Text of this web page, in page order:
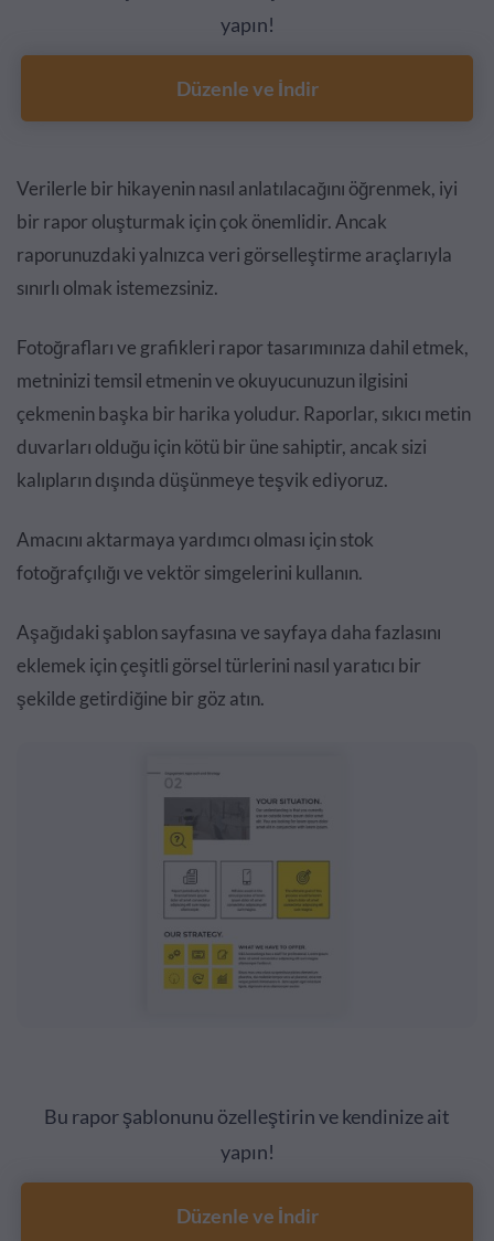
yapın!
Düzenle ve İndir
Verilerle bir hikayenin nasıl anlatılacağını öğrenmek, iyi
bir rapor oluşturmak için çok önemlidir. Ancak
raporunuzdaki yalnızca veri görselleştirme araçlarıyla
sınırlı olmak istemezsiniz.
Fotoğrafları ve grafikleri rapor tasarımınıza dahil etmek,
metninizi temsil etmenin ve okuyucunuzun ilgisini
çekmenin başka bir harika yoludur. Raporlar, sıkıcı metin
duvarları olduğu için kötü bir üne sahiptir, ancak sizi
kalıpların dışında düşünmeye teşvik ediyoruz.
Amacını aktarmaya yardımcı olması için stok
fotoğrafçılığı ve vektör simgelerini kullanın.
Aşağıdaki şablon sayfasına ve sayfaya daha fazlasını
eklemek için çeşitli görsel türlerini nasıl yaratıcı bir
şekilde getirdiğine bir göz atın.
Bu rapor şablonunu özelleştirin ve kendinize ait
yapın!
Düzenle ve İndir